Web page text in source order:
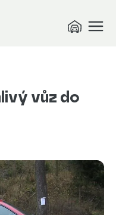
vůz do